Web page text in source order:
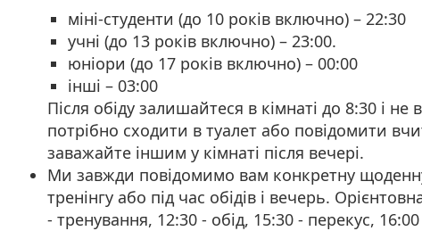
міні-студенти (до 10 років включно) – 22:30
учні (до 13 років включно) – 23:00.
юніори (до 17 років включно) – 00:00
інші – 03:00
Після обіду залишайтеся в кімнаті до 8:30 і
потрібно сходити в туалет або повідомити
заважайте іншим у кімнаті після вечері.
Ми завжди повідомимо вам конкретну
тренінгу або під час обідів і вечерь.
- тренування, 12:30 - обід, 15:30 - перекус,